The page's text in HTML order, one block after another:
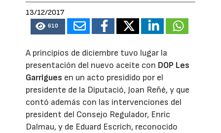
13/12/2017
610
A principios de diciembre tuvo lugar la
presentación del nuevo aceite con DOP Les
Garrigues en un acto presidido por el
presidente de la Diputació, Joan Reñé, y que
contó además con las intervenciones del
president del Consejo Regulador, Enric
Dalmau, y de Eduard Escrich, reconocido